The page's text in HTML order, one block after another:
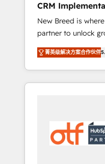
deployment of
to automate growth. 🏆 Elite Excellence
platform
compliance expertise. - A team of
experts dedicated
CRM
+ Web, Demand
New Breed is
partner to unlock
transformation. We
HubSpot’s AI-
and operationalize
Marketing
Hubs to your
scalability, & reporting.
菁英级解决方案合作伙伴